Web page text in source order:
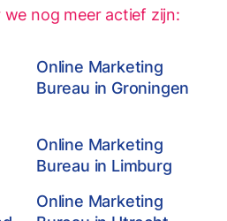
nog meer actief zijn:
Online Marketing
Bureau in Groningen
Online Marketing
Bureau in Limburg
Online Marketing